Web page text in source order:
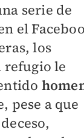
serie de
el
los
refugio le
pese a que